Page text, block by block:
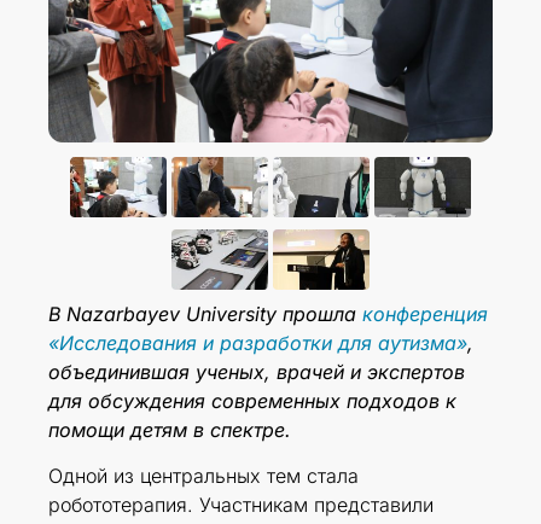
В Nazarbayev University прошла конференция
«Исследования и разработки для аутизма»,
объединившая ученых, врачей и экспертов
для обсуждения современных подходов к
помощи детям в спектре.
Одной из центральных тем стала
робототерапия. Участникам представили